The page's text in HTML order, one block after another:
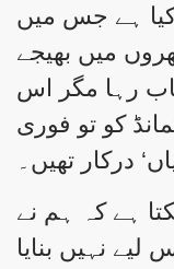
کیا ہے جس میں
میں بھیجے
رہا مگر اس
کو تو فوری
درکار تھیں۔
ہے کہ ہم نے
نہیں بنایا